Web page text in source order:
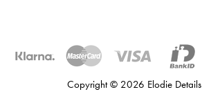
Copyright © 2026 Elodie Details